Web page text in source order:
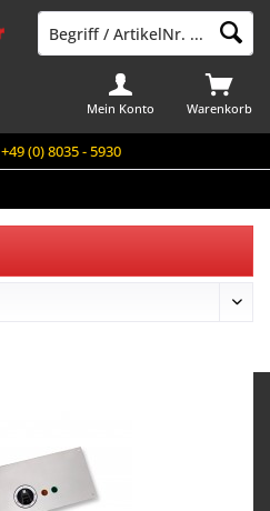
+49 (0) 8035 - 5930
Warenkorb
Mein Konto